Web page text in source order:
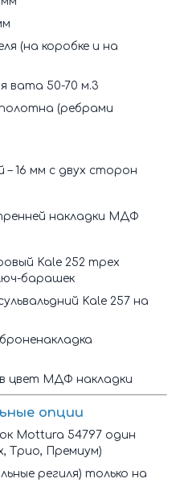
(на коробке и на
вата 50-70 м.3
(ребрами
16 мм с двух сторон
накладки МДФ
Kale 252 трех
барашек
Kale 257 на
цвет МДФ накладки
опции
Mottura 54797 один
Трио, Премиум)
региля) только на